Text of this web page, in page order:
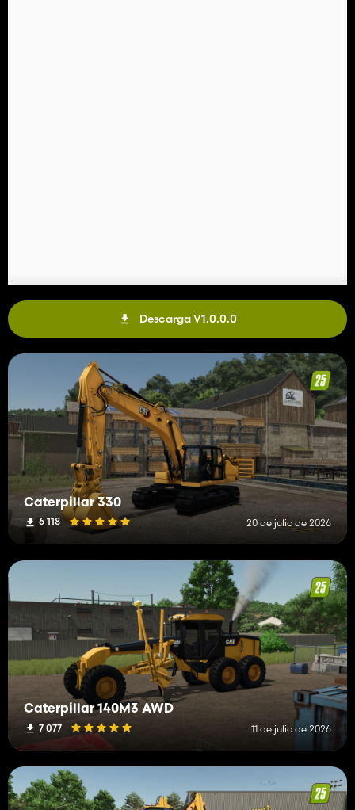
Descarga V1.0.0.0
Caterpillar 330
6 118 20 de julio de 2026
Caterpillar 140M3 AWD
7 077 11 de julio de 2026